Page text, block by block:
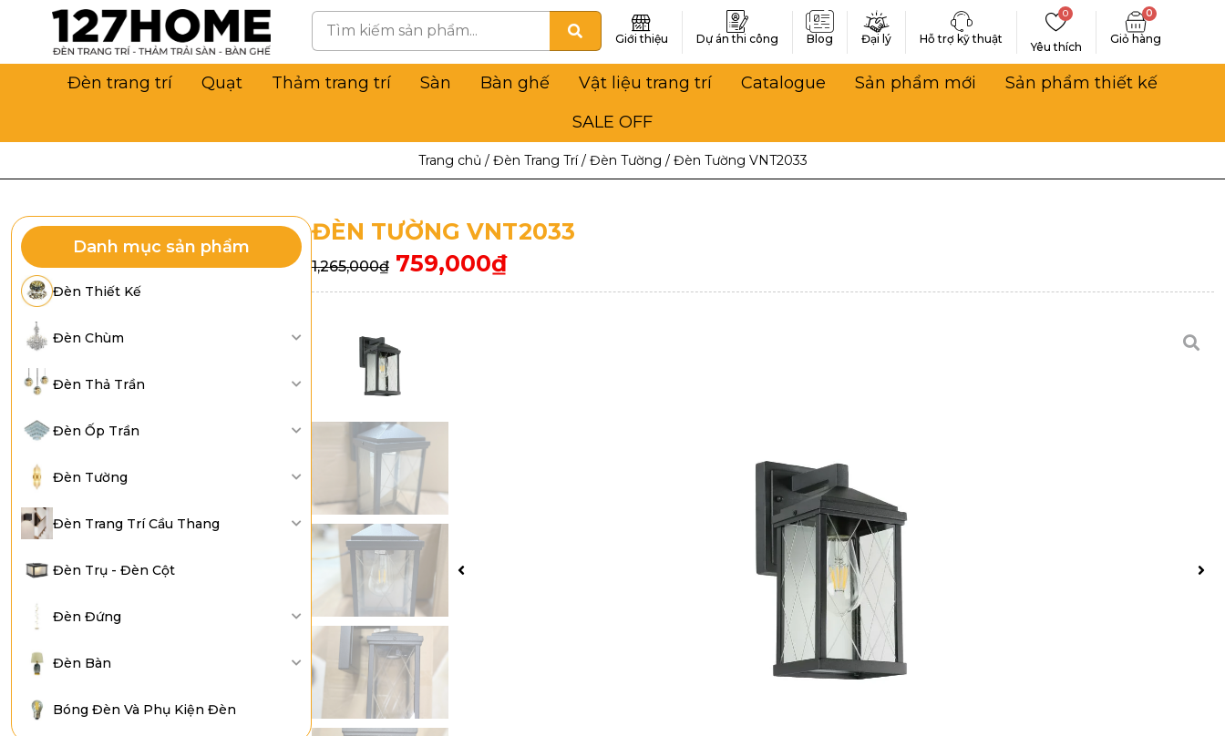
Giới thiệu Dự án thi công Blog Đại lý Hỗ trợ kỹ thuật
Yêu thích
0 0
Đèn trang trí Quạt Thảm trang trí Sàn Bàn ghế Vật liệu trang trí Catalogue Sản phẩm mới
Sản phẩm thiết kế
SALE OFF
Trang chủ / Đèn Trang Trí/ Đèn Tường / Đèn Tường VNT2033
Danh mục sản phẩm
Đèn Thiết Kế
Đèn Chùm
Đèn Thả Trần
Đèn Ốp Trần
Đèn Tường
Đèn Trang Trí Cầu Thang
Đèn Trụ - Đèn Cột
Đèn Đứng
Đèn Bàn
Bóng Đèn Và Phụ Kiện Đèn
ĐÈN TƯỜNG VNT2033
1,265,000₫ 759,000₫